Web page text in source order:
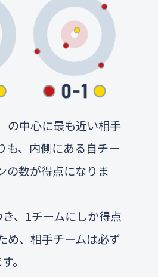
の中心に最も近い相手
も、内側にある自チー
の数が得点になりま
、1チームにしか得点
め、相手チームは必ず
。